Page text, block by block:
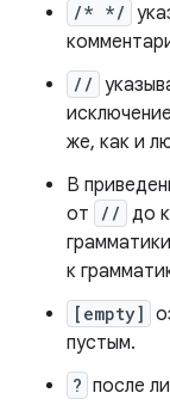
/* */
//
же, как и
В
от
// до
к
[empty]
пустым.
? после